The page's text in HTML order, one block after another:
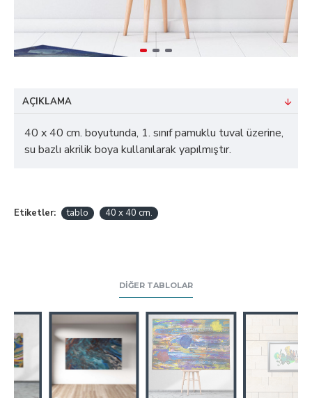
AÇIKLAMA
40 x 40 cm. boyutunda, 1. sınıf pamuklu tuval üzerine,
su bazlı akrilik boya kullanılarak yapılmıştır.
Etiketler: tablo 40 x 40 cm.
DIĞER TABLOLAR